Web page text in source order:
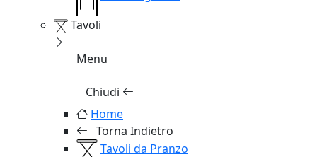
Tavoli
Menu
Chiudi
Home
Torna Indietro
Tavoli da Pranzo